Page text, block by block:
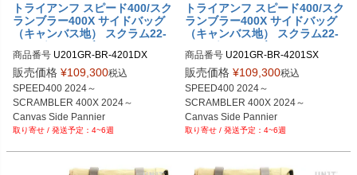
トライアンフ スピード400/スク
ランブラー400X サイドバッグ
（キャンバス地） スクラム22-
ドバッグサポート フレーム右側
キット ユニットガレージ
商品番号 U201GR-BR-4201DX
U201GR_BR+4201DX
販売価格 ¥109,300税込
SPEED400 2024～
SCRAMBLER 400X 2024～
Canvas Side Pannier
Scram 22L-30L
4~6週
トライアンフ スピード400/スク
ランブラー400X サイドバッグ
（キャンバス地） スクラム22-
ドバッグサポート フレーム左側
キット ユニットガレージ
商品番号 U201GR-BR-4201SX
U201GR_BR+4201SX
販売価格 ¥109,300税込
SPEED400 2024～
SCRAMBLER 400X 2024～
Canvas Side Pannier
Scram 22L-30L
4~6週